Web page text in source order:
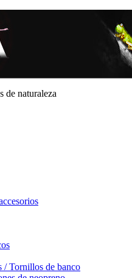
de naturaleza
/ Tornillos de banco